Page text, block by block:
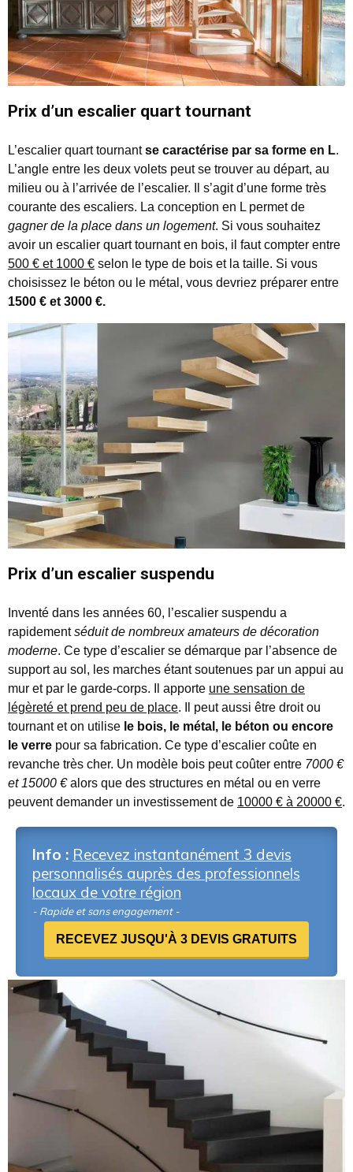
Prix d’un escalier quart tournant
L’escalier quart tournantse caractérise par sa forme en L.
L’angle entre les deux volets peut se trouver au départ, au
milieu ou à l’arrivée de l’escalier. Il s’agit d’une forme très
courante des escaliers. La conception en L permet de
gagner de la place dans un logement. Si vous souhaitez
avoir un escalier quart tournant en bois, il faut compter entre
500 € et 1000 € selon le type de bois et la taille. Si vous
choisissez le béton ou le métal, vous devriez préparer entre
1500 € et 3000 €.
Prix d’un escalier suspendu
Inventé dans les années 60, l’escalier suspendu a
rapidementséduit de nombreux amateurs de décoration
moderne. Ce type d’escalier se démarque par l’absence de
support au sol, les marches étant soutenues par un appui au
mur et par le garde-corps. Il apporte une sensation de
légèreté et prend peu de place. Il peut aussi être droit ou
tournant et on utilise le bois, le métal, le béton ou encore
le verre pour sa fabrication. Ce type d’escalier coûte en
revanche très cher. Un modèle bois peut coûter entre 7000 €
et 15000 €alors que des structures en métal ou en verre
peuvent demander un investissement de 10000 € à 20000 €.
Info : Recevez instantanément 3 devis
personnalisés auprès des professionnels
locaux de votre région
- Rapide et sans engagement -
RECEVEZ JUSQU'À 3 DEVIS GRATUITS